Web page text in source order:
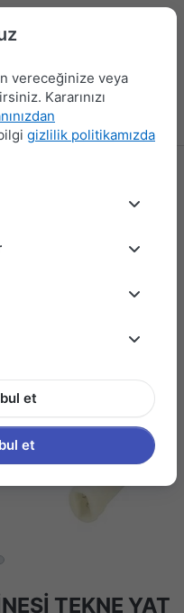
Favori Listesi
TEKNE YAT
vereceğinize veya
Kararınızı
gizlilik politikamızda
et
et